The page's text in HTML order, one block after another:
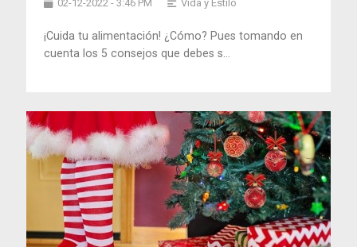
02-12-2022 - 3:46 PM Vida y Estilo
¡Cuida tu alimentación! ¿Cómo? Pues tomando en
cuenta los 5 consejos que debes s...